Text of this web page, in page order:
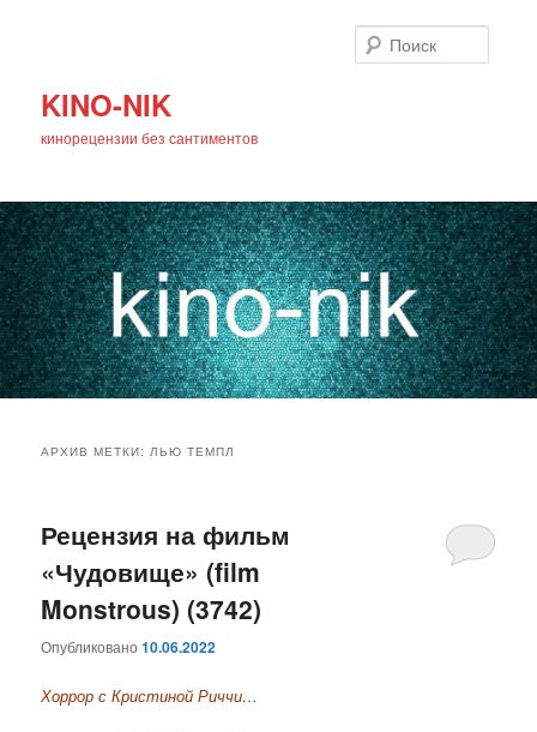
KINO-NIK
кинорецензии без сантиментов
основному
содержимому
дополнительному
содержимому
АРХИВ МЕТКИ:ЛЬЮ ТЕМПЛ
Рецензия на фильм
«Чудовище» (film
Monstrous) (3742)
Опубликовано10.06.2022
Хоррор с Кристиной Риччи…